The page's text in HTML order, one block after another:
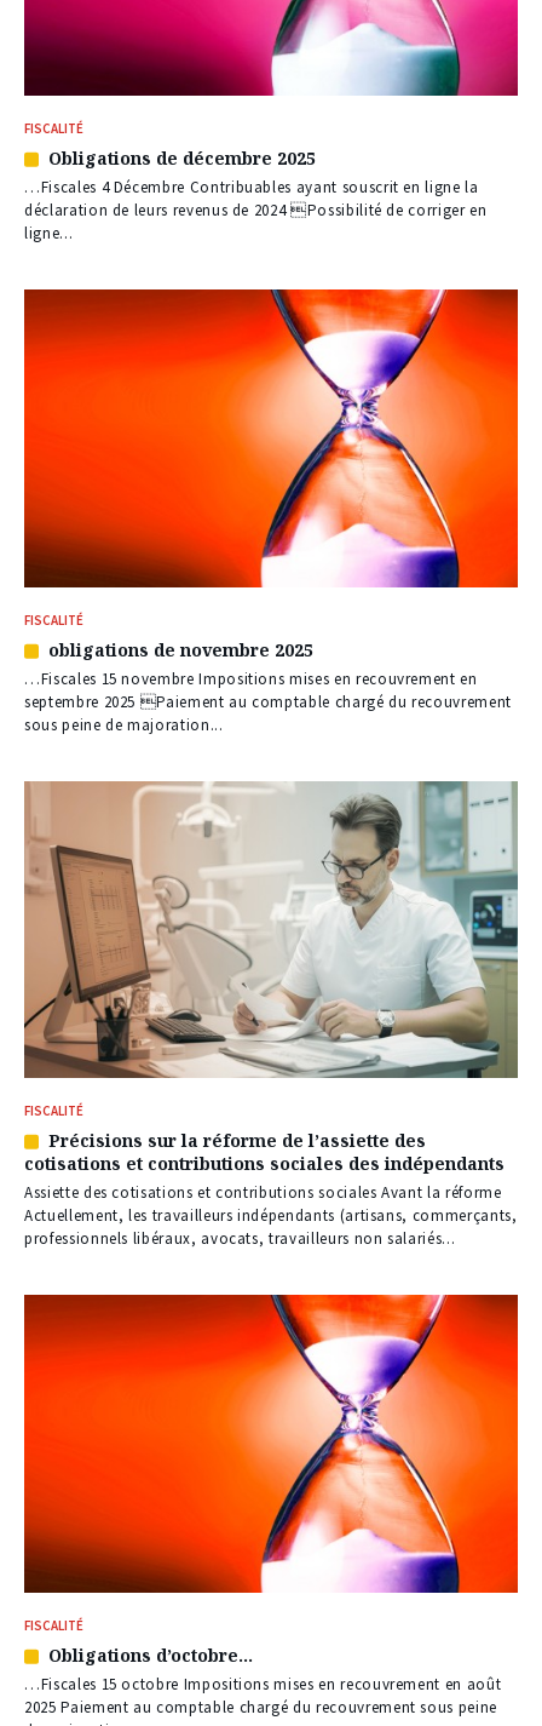
FISCALITÉ
Article
réservé
à
nos
Obligations de décembre 2025
…Fiscales 4 Décembre Contribuables ayant souscrit en ligne la
déclaration de leurs revenus de 2024 Possibilité de corriger en
ligne...
FISCALITÉ
Article
réservé
à
nos
obligations de novembre 2025
…Fiscales 15 novembre Impositions mises en recouvrement en
septembre 2025 Paiement au comptable chargé du recouvrement
sous peine de majoration...
FISCALITÉ
Article
réservé
à
nos
abonnés
Précisions sur la réforme de l’assiette des
cotisations et contributions sociales des indépendants
Assiette des cotisations et contributions sociales Avant la réforme
Actuellement, les travailleurs indépendants (artisans, commerçants,
professionnels libéraux, avocats, travailleurs non salariés...
FISCALITÉ
Article
réservé
à
Obligations d’octobre…
…Fiscales 15 octobre Impositions mises en recouvrement en août
2025 Paiement au comptable chargé du recouvrement sous peine